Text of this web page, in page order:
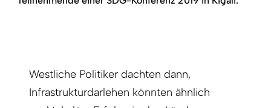
Westliche Politiker dachten dann,
Infrastrukturdarlehen könnten ähnlich